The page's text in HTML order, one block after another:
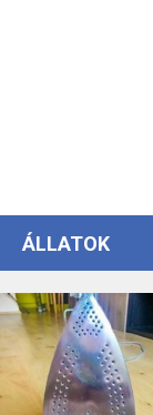
ÁLLATOK